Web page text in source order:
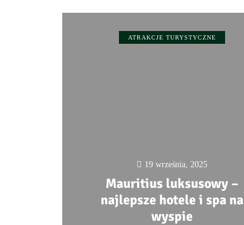
ATRAKCJE TURYSTYCZNE
19 września, 2025
Mauritius luksusowy –
najlepsze hotele i spa na
wyspie